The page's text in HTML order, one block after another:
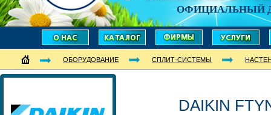
ОФИЦИАЛЬНЫЙ
ОБОРУДОВАНИЕ СПЛИТ-СИСТЕМЫ
DAIKIN